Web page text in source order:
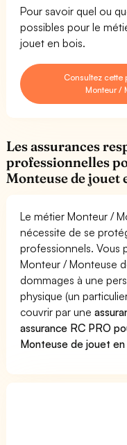
Pour savoir quel ou
possibles pour le
jouet en bois.
Consultez cette
Monteur /
Les assurances
professionnelles
Monteuse de jouet
Le métier Monteur /
nécessite de se
professionnels. Vous
Monteur / Monteuse
dommages à une
physique (un
couvrir par une
assurance RC PRO
Monteuse de jouet en